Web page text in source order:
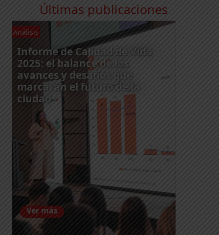
Últimas publicaciones
Análisis
Informe de Calidad de Vida
2025: el balance de los
avances y desafíos que
marcarán el futuro de la
ciudad
Ver más